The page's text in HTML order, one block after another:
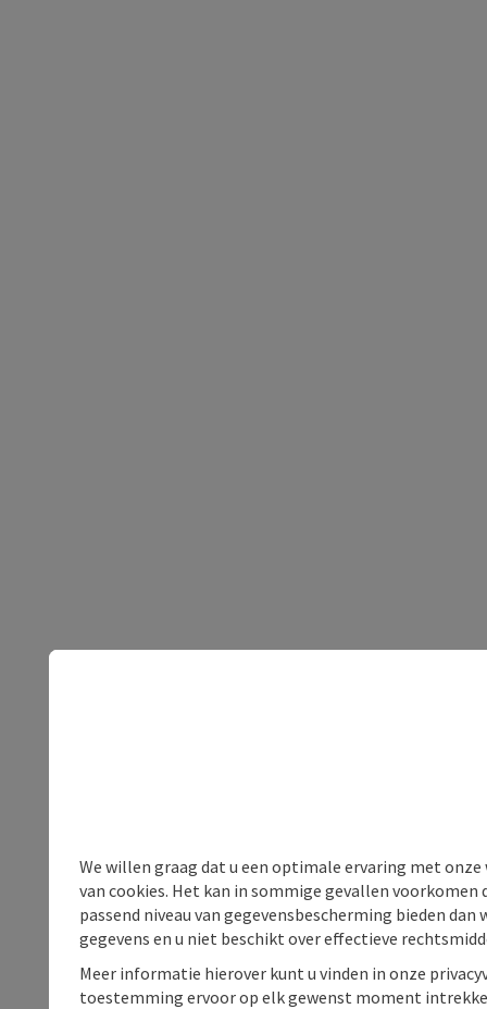
We willen graag dat u een optimale ervaring met
van cookies. Het kan in sommige gevallen voorkomen
passend niveau van gegevensbescherming bieden
gegevens en u niet beschikt over effectieve
Meer informatie hierover kunt u vinden in onze
toestemming ervoor op elk gewenst moment